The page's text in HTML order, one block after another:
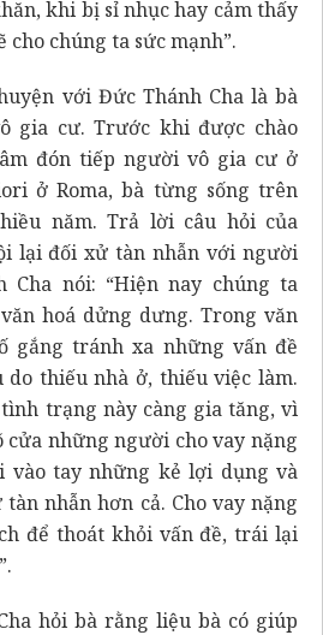
khi bị sỉ nhục hay cảm thấy
cho chúng ta sức mạnh”.
với Đức Thánh Cha là bà
gia cư. Trước khi được chào
đón tiếp người vô gia cư ở
ở Roma, bà từng sống trên
năm. Trả lời câu hỏi của
lại đối xử tàn nhẫn với người
Cha nói: “Hiện nay chúng ta
hoá dửng dưng. Trong văn
gắng tránh xa những vấn đề
thiếu nhà ở, thiếu việc làm.
trạng này càng gia tăng, vì
những người cho vay nặng
vào tay những kẻ lợi dụng và
nhẫn hơn cả. Cho vay nặng
để thoát khỏi vấn đề, trái lại
hỏi bà rằng liệu bà có giúp